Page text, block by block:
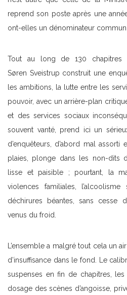
reprend son poste après une
ont-elles un dénominateur commun
Tout au long de 130 chapitres
Søren Sveistrup construit une
les ambitions, la lutte entre les
pouvoir, avec un arrière-plan
et des services sociaux
souvent vanté, prend ici un
d’enquêteurs, d’abord mal assorti
plaies, plonge dans les non-dits
lisse et paisible ; pourtant, la
violences familiales,
déchirures béantes, sans cesse
venus du froid.
L’ensemble a malgré tout cela un
d’insuffisance dans le fond. Le
suspenses en fin de chapitres,
dosage des scènes d’angoisse,